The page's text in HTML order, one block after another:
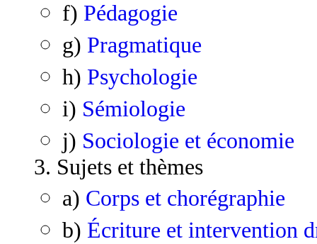
f) Pédagogie
g) Pragmatique
h) Psychologie
i) Sémiologie
j) Sociologie et économie
3. Sujets et thèmes
a) Corps et chorégraphie
b) Écriture et intervention